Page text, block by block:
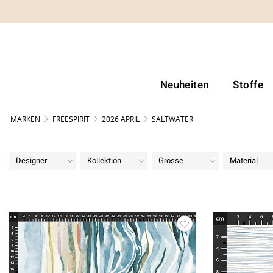
Neuheiten Stoffe
MARKEN FREESPIRIT 2026 APRIL SALTWATER
Designer Kollektion Grösse Material